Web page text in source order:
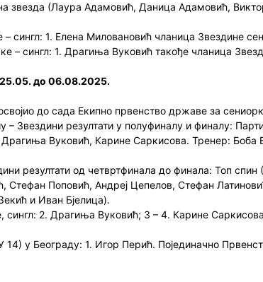
звезда (Лаура Адамовић, Даница Адамовић,
сингл: 1. Елена Миловановић чланица Звездине
– сингл: 1. Драгиња Вуковић такође чланица
25.05. до 06.08.2025.
до сада Екипно првенство државе за
Звездини резултати у полуфиналу и финалу:
Вуковић, Карине Саркисова. Тренер: Боба
резултати од четвртфинала до финала: Топ
Поповић, Андреј Цепелов, Стефан
и Иван Бјелица).
2. Драгиња Вуковић; 3 – 4. Карине
у Београду: 1. Игор Перић. Појединачно